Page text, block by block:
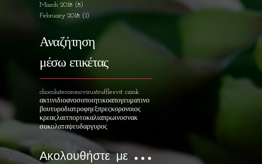
March 2018 (8)
February 2018 (1)
Αναζήτηση
μέσω ετικέτας
chocolatecoronovirustrufflesvit czink
ακτινιδιοανοσοποιητικοαπογευματινο
βουτυροδιατροφηεξπρεςκορονοιος
κρεαςλαιτπορτοκαλιαπρωινοσνακ
σοκολαταψευδαργυρος
Ακολουθήστε με ...